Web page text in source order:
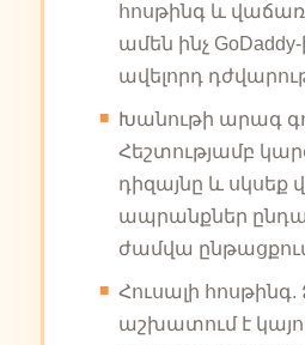
հոսթինգ և
ամեն ինչ
ավելորդ
Խանութի արագ
Հեշտությամբ
դիզայնը և սկսեք
ապրանքներ
ժամվա
Հուսալի
աշխատում է